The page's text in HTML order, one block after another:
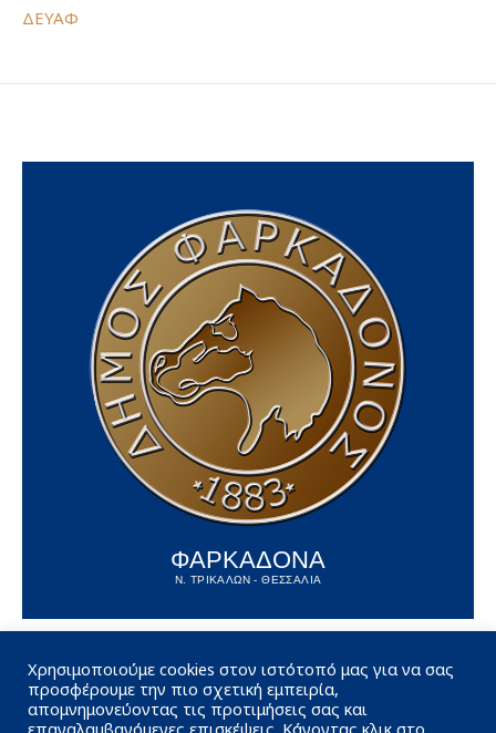
ΔΕΥΑΦ
ΦΑΡΚΑΔΟΝΑ
Ν. ΤΡΙΚΑΛΩΝ - ΘΕΣΣΑΛΙΑ
Χρησιμοποιούμε cookies στον ιστότοπό μας για να σας
προσφέρουμε την πιο σχετική εμπειρία,
απομνημονεύοντας τις προτιμήσεις σας και
επαναλαμβανόμενες επισκέψεις. Κάνοντας κλικ στο